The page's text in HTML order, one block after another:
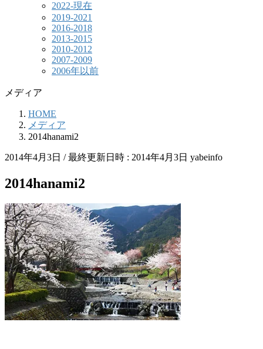
2022-現在
2019-2021
2016-2018
2013-2015
2010-2012
2007-2009
2006年以前
メディア
HOME
メディア
2014hanami2
2014年4月3日 / 最終更新日時 : 2014年4月3日 yabeinfo
2014hanami2